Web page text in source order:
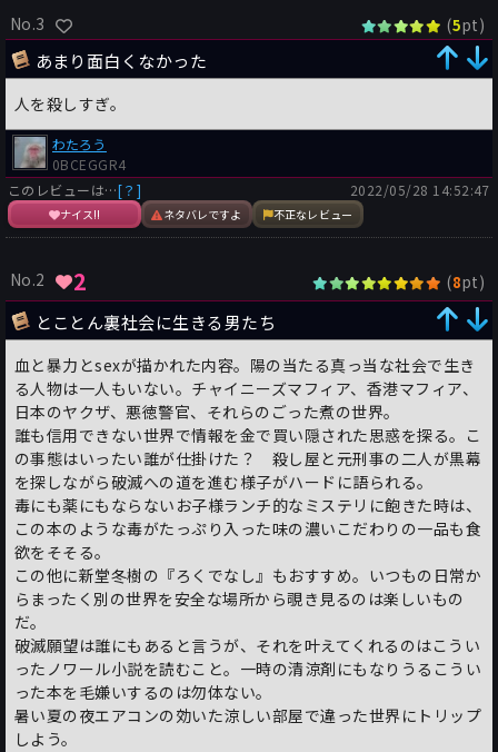
No.3 (5pt)
あまり面白くなかった
人を殺しすぎ。
わたろう
0BCEGGR4
このレビューは…[？]
ナイス!! ネタバレですよ 不正なレビュー
2022/05/28 14:52:47
No.2 2 (8pt)
とことん裏社会に生きる男たち
血と暴力とsexが描かれた内容。陽の当たる真っ当な社会で生き
る人物は一人もいない。チャイニーズマフィア、香港マフィア、
日本のヤクザ、悪徳警官、それらのごった煮の世界。
誰も信用できない世界で情報を金で買い隠された思惑を探る。こ
の事態はいったい誰が仕掛けた？ 殺し屋と元刑事の二人が黒幕
を探しながら破滅への道を進む様子がハードに語られる。
毒にも薬にもならないお子様ランチ的なミステリに飽きた時は、
この本のような毒がたっぷり入った味の濃いこだわりの一品も食
欲をそそる。
この他に新堂冬樹の『ろくでなし』もおすすめ。いつもの日常か
らまったく別の世界を安全な場所から覗き見るのは楽しいもの
だ。
破滅願望は誰にもあると言うが、それを叶えてくれるのはこうい
ったノワール小説を読むこと。一時の清涼剤にもなりうるこうい
った本を毛嫌いするのは勿体ない。
暑い夏の夜エアコンの効いた涼しい部屋で違った世界にトリップ
しよう。